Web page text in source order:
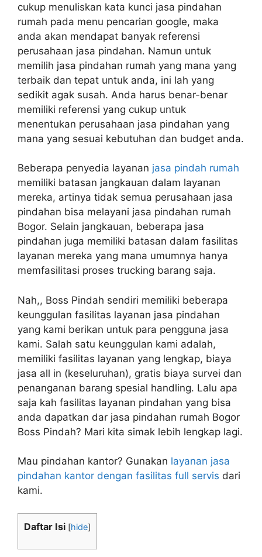
cukup menuliskan kata kunci jasa pindahan
rumah pada menu pencarian google, maka
anda akan mendapat banyak referensi
perusahaan jasa pindahan. Namun untuk
memilih jasa pindahan rumah yang mana yang
terbaik dan tepat untuk anda, ini lah yang
sedikit agak susah. Anda harus benar-benar
memiliki referensi yang cukup untuk
menentukan perusahaan jasa pindahan yang
mana yang sesuai kebutuhan dan budget anda.
Beberapa penyedia layanan jasa pindah rumah
memiliki batasan jangkauan dalam layanan
mereka, artinya tidak semua perusahaan jasa
pindahan bisa melayani jasa pindahan rumah
Bogor. Selain jangkauan, beberapa jasa
pindahan juga memiliki batasan dalam fasilitas
layanan mereka yang mana umumnya hanya
memfasilitasi proses trucking barang saja.
Nah,, Boss Pindah sendiri memiliki beberapa
keunggulan fasilitas layanan jasa pindahan
yang kami berikan untuk para pengguna jasa
kami. Salah satu keunggulan kami adalah,
memiliki fasilitas layanan yang lengkap, biaya
jasa all in (keseluruhan), gratis biaya survei dan
penanganan barang spesial handling. Lalu apa
saja kah fasilitas layanan pindahan yang bisa
anda dapatkan dar jasa pindahan rumah Bogor
Boss Pindah? Mari kita simak lebih lengkap lagi.
Mau pindahan kantor? Gunakan layanan jasa
pindahan kantor dengan fasilitas full servis dari
kami.
Daftar Isi [hide]